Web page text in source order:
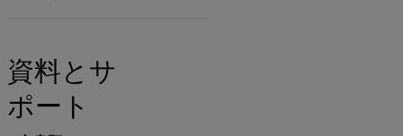
資料とサ
ポート